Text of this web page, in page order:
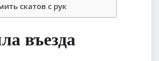
скатов с рук
въезда